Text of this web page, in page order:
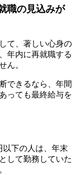
職の見込みが
て、著しい心身の
年内に再就職する
ん。
できるなら、年間
っても最終給与を
以下の人は、年末
して勤務していた